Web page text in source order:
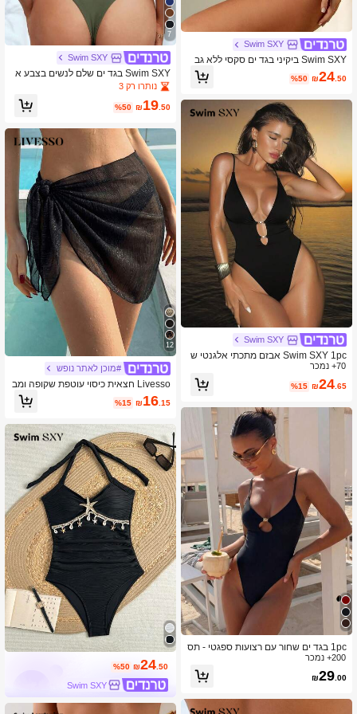
Swim SXY
Swim SXY ביקיני בגד ים סקסי ללא גב
עם קשירה שחורה אחת לנשים
₪24.50
%50
Swim SXY
Swim SXY 1pc אבזם מתכתי אלגנטי ש
חור דמוי פנינה לנשים, קז'ואל לחופשת א
ביב/קיץ, מסיבת חוף
70+ נמכר
₪24.65
%15
1pc בגד ים שחור עם רצועות ספגטי - תס
בכת חוף קיצית אלגנטית, בגד ים עם חת
ך גבוה מתאים לשחייה, מסיבה וחופשה
200+ נמכר
₪29.00
7
Swim SXY
Swim SXY בגד ים שלם לנשים בצבע א
חיד, אופנתי וסקסי, עם קשירה בצוואר הו
נותרו רק 3
₪19.50
%50
12
#מוכן לאתר נופש
Livesso חצאית כיסוי עוטפת שקופה ומב
ריקה לנשים, לקיץ ולחוף
₪16.15
%15
₪24 .50
%50
Swim SXY